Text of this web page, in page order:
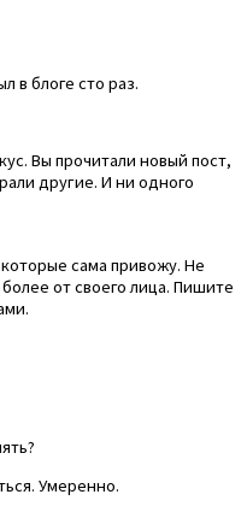
в блоге сто раз.
Вы прочитали новый пост,
другие. И ни одного
сама привожу. Не
от своего лица. Пишите
Умеренно.